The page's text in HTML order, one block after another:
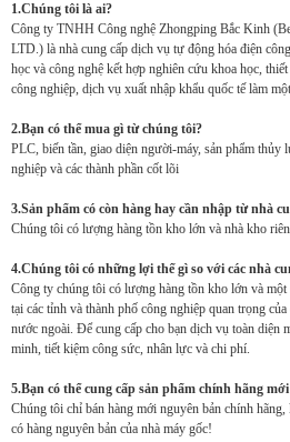
1.Chúng tôi là ai?
Công ty TNHH Công nghệ Zhongping Bắc Kinh
LTD.) là nhà cung cấp dịch vụ tự động hóa điện
học và công nghệ kết hợp nghiên cứu khoa học,
công nghiệp, dịch vụ xuất nhập khẩu quốc tế làm
2.Bạn có thể mua gì từ chúng tôi?
PLC, biến tần, giao diện người-máy, sản phẩm thủy
nghiệp và các thành phần cốt lõi
3.Sản phẩm có còn hàng hay cần nhập từ nhà
Chúng tôi có lượng hàng tồn kho lớn và nhà kho
4.Chúng tôi có những lợi thế gì so với các nhà
Công ty chúng tôi có lượng hàng tồn kho lớn và
tại các tỉnh và thành phố công nghiệp quan trọng
nước ngoài. Để cung cấp cho bạn dịch vụ toàn diện
minh, tiết kiệm công sức, nhân lực và chi phí.
5.Bạn có thể cung cấp sản phẩm chính hãng
Chúng tôi chỉ bán hàng mới nguyên bản chính
có hàng nguyên bản của nhà máy gốc!